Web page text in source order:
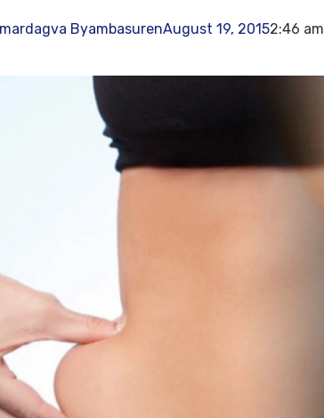
ByambasurenAugust 19, 20152:46 am